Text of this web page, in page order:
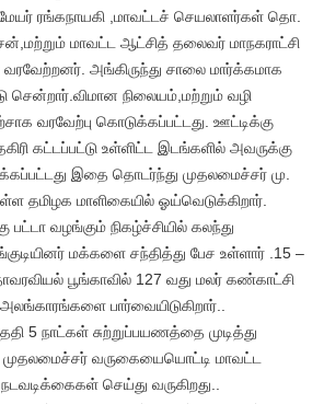
ரங்கநாயகி ,மாவட்டச் செயலாளர்கள் தொ.
மாவட்ட ஆட்சித் தலைவர் மாநகராட்சி
அங்கிருந்து சாலை மார்க்கமாக
சென்றார்.விமான நிலையம்,மற்றும் வழி
வரவேற்பு கொடுக்கப்பட்டது. ஊட்டிக்கு
கட்டப்பட்டு உள்ளிட்ட இடங்களில் அவருக்கு
இதை தொடர்ந்து முதலமைச்சர் மு.
தமிழக மாளிகையில் ஓய்வெடுக்கிறார்.
வழங்கும் நிகழ்ச்சியில் கலந்து
மக்களை சந்தித்து பேச உள்ளார் .15 –
பூங்காவில் 127 வது மலர் கண்காட்சி
பார்வையிடுகிறார்..
5 நாட்கள் சுற்றுப்பயணத்தை முடித்து
முதலமைச்சர் வருகையையொட்டி மாவட்ட
செய்து வருகிறது..